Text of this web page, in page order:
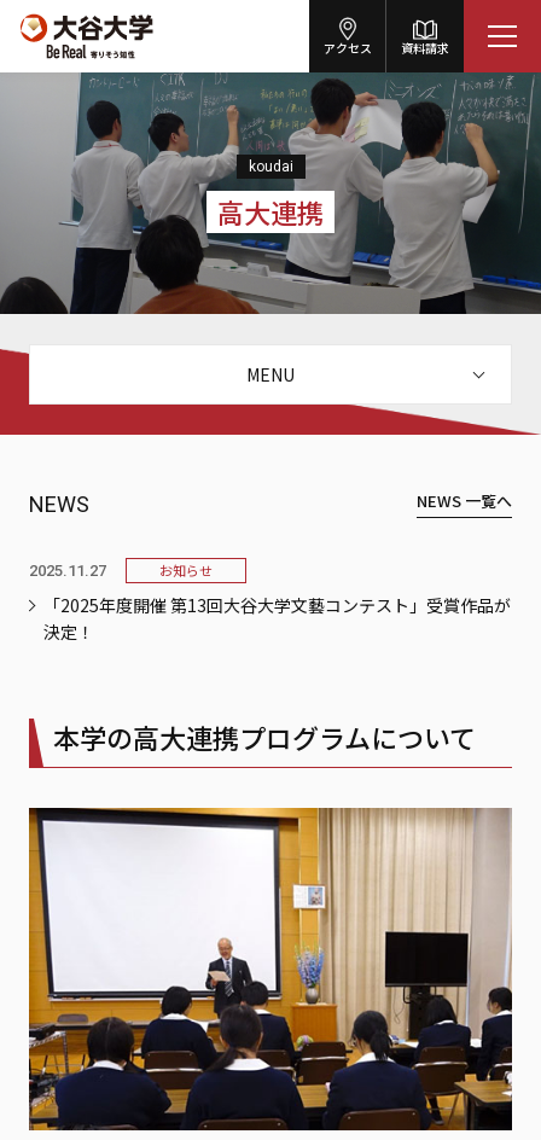
アクセス 資料請求
koudai
高大連携
MENU
NEWS NEWS 一覧へ
2025.11.27 お知らせ
「2025年度開催 第13回大谷大学文藝コンテスト」受賞作品が
決定！
本学の高大連携プログラムについて